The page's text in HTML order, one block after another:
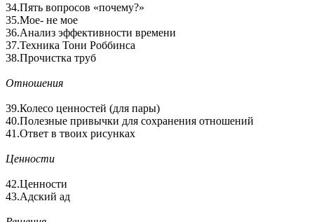
34.Пять вопросов «почему?»
35.Мое- не мое
36.Анализ эффективности времени
37.Техника Тони Роббинса
38.Прочистка труб
Отношения
39.Колесо ценностей (для пары)
40.Полезные привычки для сохранения отношений
41.Ответ в твоих рисунках
Ценности
42.Ценности
43.Адский ад